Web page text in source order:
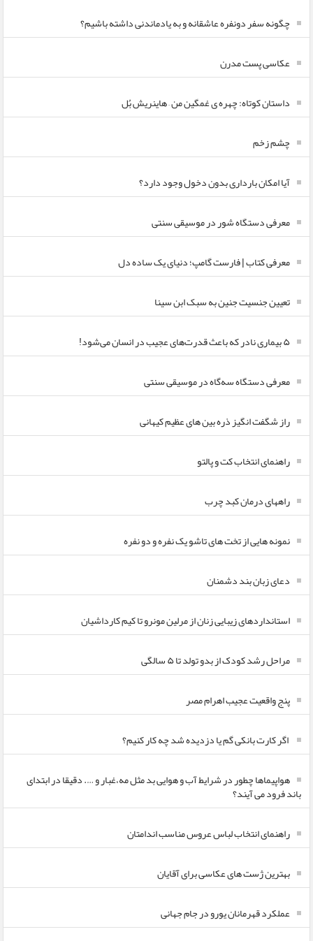
چگونه سفر دونفره عاشقانه و به یادماندنی داشته باشیم؟
عکاسی پست مدرن
داستان کوتاه: چهره ی غمگین من – هاینریش بُل
چشم زخم
آیا امکان بارداری بدون دخول وجود دارد؟
معرفی دستگاه شور در موسیقی سنتی
معرفی کتاب | فارست گامپ؛ دنیای یک ساده دل
تعیین جنسیت جنین به سبک ابن سینا
۵ بیماری نادر که باعث قدرت‌های عجیب در انسان می‌شود!
معرفی دستگاه سه‌گاه در موسیقی سنتی
راز شگفت انگیز ذره بین های عظیم کیهانی
راهنمای انتخاب کت و پالتو
راههای درمان کبد چرب
نمونه هایی از تخت های تاشو یک نفره و دو نفره
دعای زبان بند دشمنان
استانداردهای زیبایی زنان از مرلین مونرو تا کیم کارداشیان
مراحل رشد کودک از بدو تولد تا ۵ سالگی
پنج واقعیت عجیب اهرام مصر
اگر کارت بانکی گم یا دزدیده شد چه کار کنیم؟
هواپیماها چطور در شرایط آب و هوایی بد مثل مه،غبار و …. دقیقا در ابتدای
باند فرود می آیند؟
راهنمای انتخاب لباس عروس مناسب اندامتان
بهترین ژست های عکاسی برای آقایان
عملکرد قهرمانان یورو در جام جهانی